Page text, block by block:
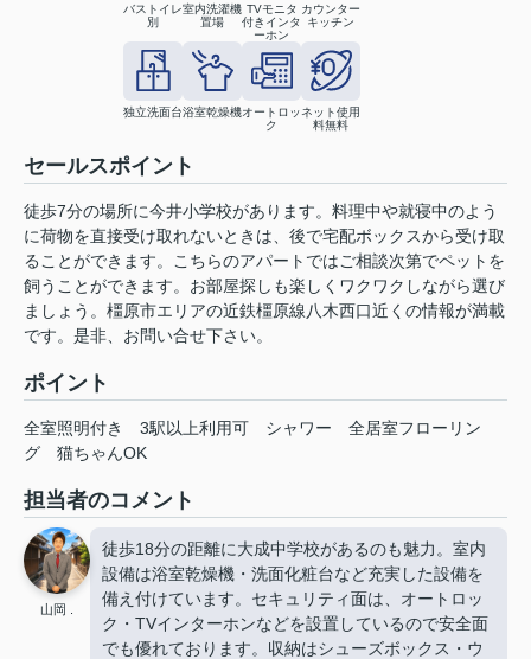
バストイレ
別
室内洗濯機
置場
TVモニタ
付きインタ
ーホン
カウンター
キッチン
独立洗面台浴室乾燥機オートロッ
ク
ネット使用
料無料
セールスポイント
徒歩7分の場所に今井小学校があります。料理中や就寝中のよう
に荷物を直接受け取れないときは、後で宅配ボックスから受け取
ることができます。こちらのアパートではご相談次第でペットを
飼うことができます。お部屋探しも楽しくワクワクしながら選び
ましょう。橿原市エリアの近鉄橿原線八木西口近くの情報が満載
です。是非、お問い合せ下さい。
ポイント
全室照明付き 3駅以上利用可 シャワー
全居室フローリン
グ
猫ちゃんOK
担当者のコメント
山岡 .
徒歩18分の距離に大成中学校があるのも魅力。室内
設備は浴室乾燥機・洗面化粧台など充実した設備を
備え付けています。セキュリティ面は、オートロッ
ク・TVインターホンなどを設置しているので安全面
でも優れております。収納はシューズボックス・ウ